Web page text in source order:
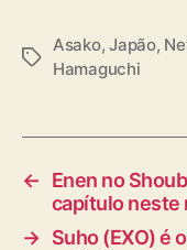
T
Asako,Japão,
Hamaguchi
←
Enen no
capítulo neste
→ Suho (EXO) é